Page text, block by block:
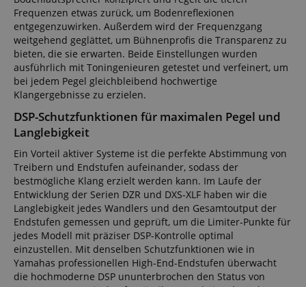
Frequenzen etwas zurück, um Bodenreflexionen
entgegenzuwirken. Außerdem wird der Frequenzgang
weitgehend geglättet, um Bühnenprofis die Transparenz zu
bieten, die sie erwarten. Beide Einstellungen wurden
ausführlich mit Toningenieuren getestet und verfeinert, um
bei jedem Pegel gleichbleibend hochwertige
Klangergebnisse zu erzielen.
DSP-Schutzfunktionen für maximalen Pegel und
Langlebigkeit
Ein Vorteil aktiver Systeme ist die perfekte Abstimmung von
Treibern und Endstufen aufeinander, sodass der
bestmögliche Klang erzielt werden kann. Im Laufe der
Entwicklung der Serien DZR und DXS-XLF haben wir die
Langlebigkeit jedes Wandlers und den Gesamtoutput der
Endstufen gemessen und geprüft, um die Limiter-Punkte für
jedes Modell mit präziser DSP-Kontrolle optimal
einzustellen. Mit denselben Schutzfunktionen wie in
Yamahas professionellen High-End-Endstufen überwacht
die hochmoderne DSP ununterbrochen den Status von